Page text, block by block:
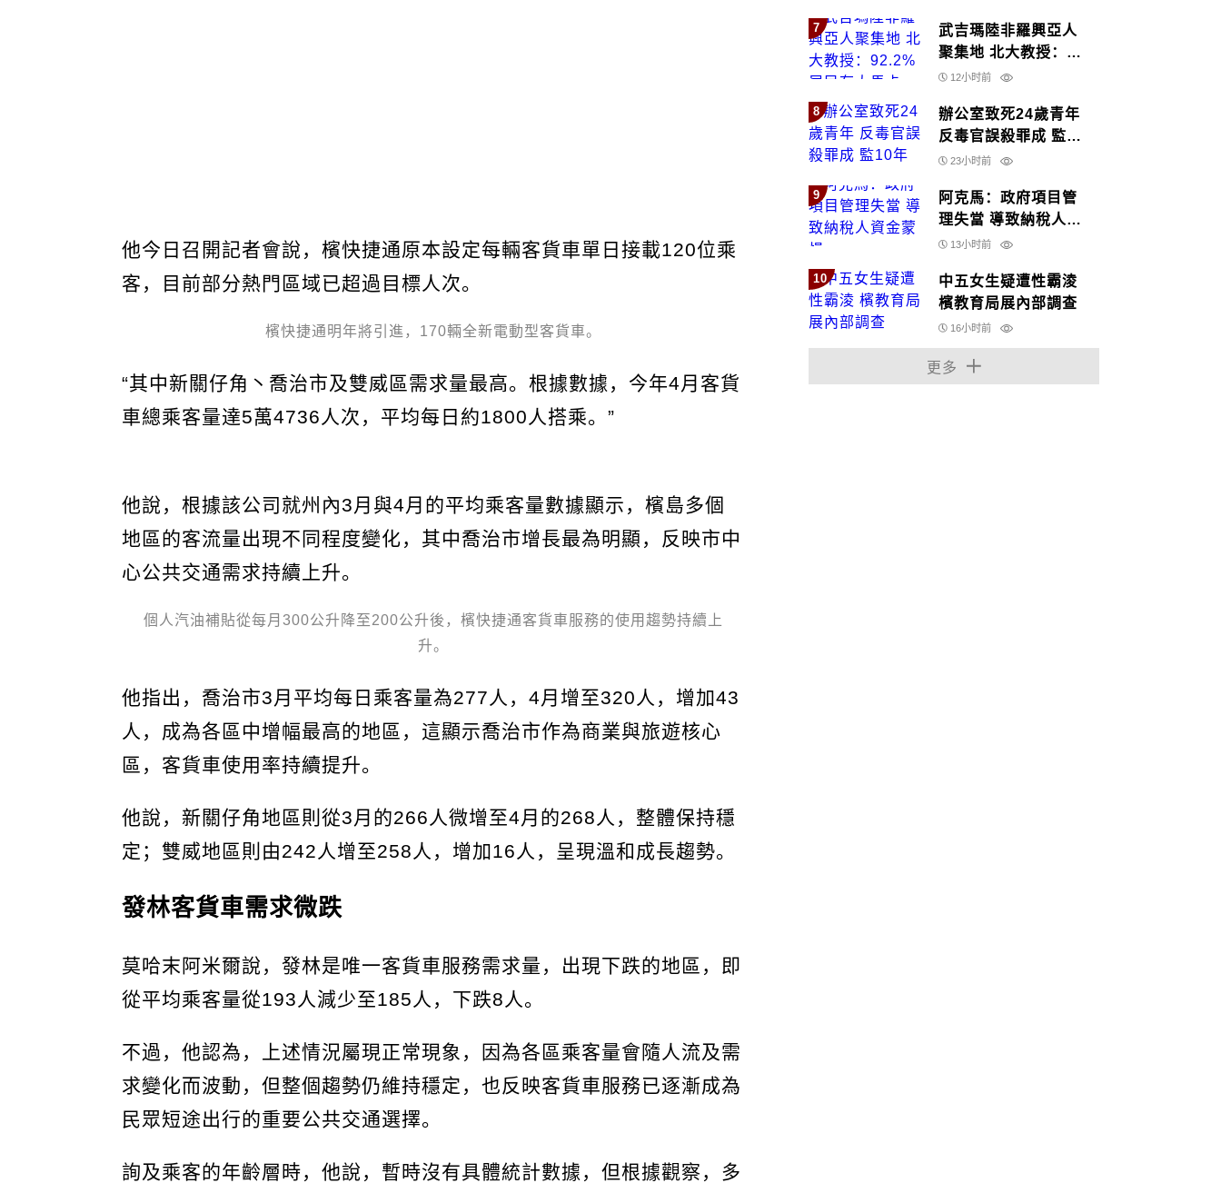
他今日召開記者會說，檳快捷通原本設定每輛客貨車單日接載120位乘
客，目前部分熱門區域已超過目標人次。
檳快捷通明年將引進，170輛全新電動型客貨車。
“其中新關仔角丶喬治市及雙威區需求量最高。根據數據，今年4月客貨
車總乘客量達5萬4736人次，平均每日約1800人搭乘。”
他說，根據該公司就州內3月與4月的平均乘客量數據顯示，檳島多個
地區的客流量出現不同程度變化，其中喬治市增長最為明顯，反映市中
心公共交通需求持續上升。
個人汽油補貼從每月300公升降至200公升後，檳快捷通客貨車服務的使用趨勢持續上
升。
他指出，喬治市3月平均每日乘客量為277人，4月增至320人，增加43
人，成為各區中增幅最高的地區，這顯示喬治市作為商業與旅遊核心
區，客貨車使用率持續提升。
他說，新關仔角地區則從3月的266人微增至4月的268人，整體保持穩
定；雙威地區則由242人增至258人，增加16人，呈現溫和成長趨勢。
發林客貨車需求微跌
莫哈末阿米爾說，發林是唯一客貨車服務需求量，出現下跌的地區，即
從平均乘客量從193人減少至185人，下跌8人。
不過，他認為，上述情況屬現正常現象，因為各區乘客量會隨人流及需
求變化而波動，但整個趨勢仍維持穩定，也反映客貨車服務已逐漸成為
民眾短途出行的重要公共交通選擇。
詢及乘客的年齡層時，他說，暫時沒有具體統計數據，但根據觀察，多
7
武吉瑪陸非羅興亞人
聚集地 北大教授：
92.2%居民有大馬卡
12小时前
8
辦公室致死24歲青年
反毒官誤殺罪成 監10
年23小时前
9
阿克馬：政府項目管
理失當 導致納稅人資
金蒙損
13小时前
10
中五女生疑遭性霸淩
檳教育局展內部調查
16小时前
更多